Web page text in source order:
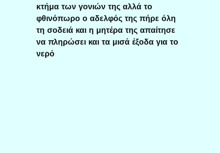
κτήμα των γονιών της αλλά το
φθινόπωρο ο αδελφός της πήρε όλη
τη σοδειά και η μητέρα της απαίτησε
να πληρώσει και τα μισά έξοδα για το
νερό